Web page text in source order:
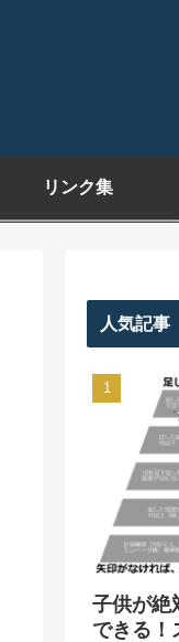
リンク集
人気記事
子供が絶
できる！